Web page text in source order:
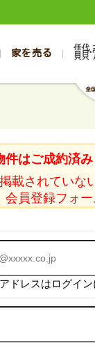
売
新築一戸建て
中古一戸建て
土地
中古マンション
売
新築一戸建て
中古一戸建て
土地
中古マンション
家を売る
スタッフ
売却のお
件はご成約済み
載されていな
員登録フォー
ドレスはログイン